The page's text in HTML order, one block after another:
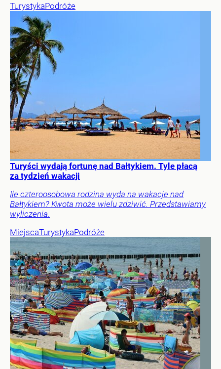
TurystykaPodróże
Turyści wydają fortunę nad Bałtykiem. Tyle płacą
za tydzień wakacji
Ile czteroosobowa rodzina wyda na wakacje nad
Bałtykiem? Kwota może wielu zdziwić. Przedstawiamy
wyliczenia.
MiejscaTurystykaPodróże